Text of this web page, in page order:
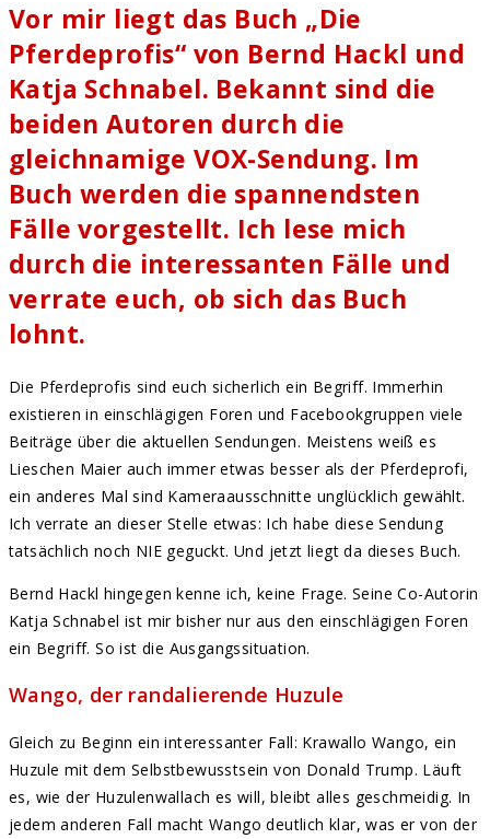
Vor mir liegt das Buch „Die
Pferdeprofis“ von Bernd Hackl und
Katja Schnabel. Bekannt sind die
beiden Autoren durch die
gleichnamige VOX-Sendung. Im
Buch werden die spannendsten
Fälle vorgestellt. Ich lese mich
durch die interessanten Fälle und
verrate euch, ob sich das Buch
lohnt.
Die Pferdeprofis sind euch sicherlich ein Begriff. Immerhin
existieren in einschlägigen Foren und Facebookgruppen viele
Beiträge über die aktuellen Sendungen. Meistens weiß es
Lieschen Maier auch immer etwas besser als der Pferdeprofi,
ein anderes Mal sind Kameraausschnitte unglücklich gewählt.
Ich verrate an dieser Stelle etwas: Ich habe diese Sendung
tatsächlich noch NIE geguckt. Und jetzt liegt da dieses Buch.
Bernd Hackl hingegen kenne ich, keine Frage. Seine Co-Autorin
Katja Schnabel ist mir bisher nur aus den einschlägigen Foren
ein Begriff. So ist die Ausgangssituation.
Wango, der randalierende Huzule
Gleich zu Beginn ein interessanter Fall: Krawallo Wango, ein
Huzule mit dem Selbstbewusstsein von Donald Trump. Läuft
es, wie der Huzulenwallach es will, bleibt alles geschmeidig. In
jedem anderen Fall macht Wango deutlich klar, was er von der